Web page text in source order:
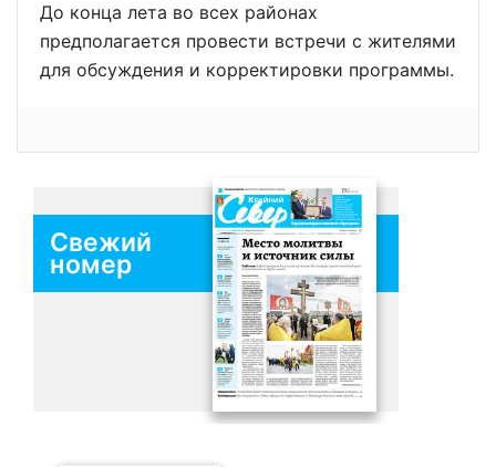
До конца лета во всех районах
предполагается провести встречи с жителями
для обсуждения и корректировки программы.
Свежий
номер